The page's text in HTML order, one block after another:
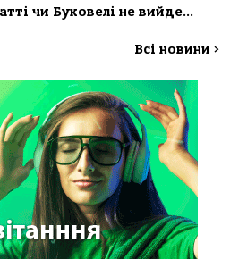
чи Буковелі не вийде…
Всі новини >